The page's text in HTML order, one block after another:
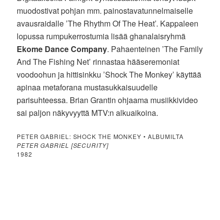
muodostivat pohjan mm. painostavatunnelmaiselle
avausraidalle ’The Rhythm Of The Heat’. Kappaleen
lopussa rumpukerrostumia lisää ghanalaisryhmä
Ekome Dance Company. Pahaenteinen ’The Family
And The Fishing Net’ rinnastaa hääseremoniat
voodoohun ja hittisinkku ’Shock The Monkey’ käyttää
apinaa metaforana mustasukkaisuudelle
parisuhteessa. Brian Grantin ohjaama musiikkivideo
sai paljon näkyvyyttä MTV:n alkuaikoina.
PETER GABRIEL: SHOCK THE MONKEY • ALBUMILTA
PETER GABRIEL [SECURITY]
1982